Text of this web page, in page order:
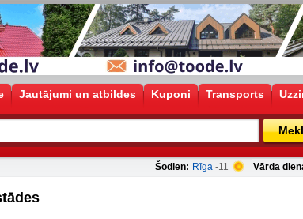
Jautājumi un atbildes Kuponi Transports
Šodien: Rīga -11 Vārda